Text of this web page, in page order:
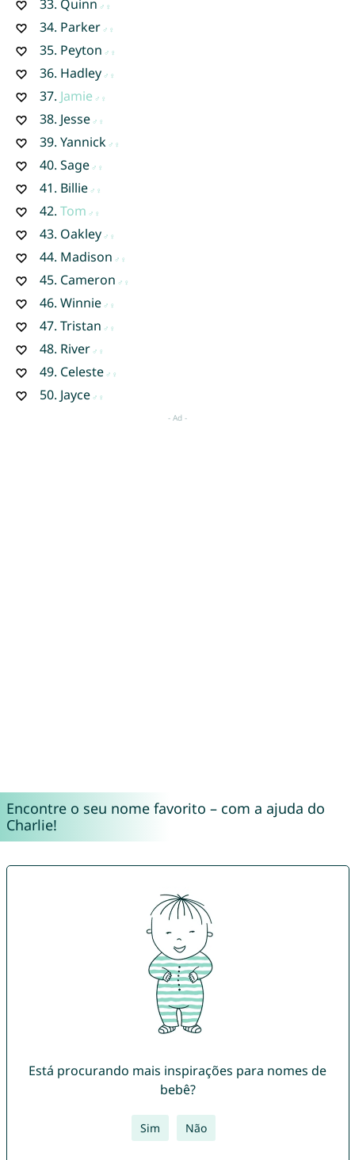
33. Quinn
34. Parker
35. Peyton
36. Hadley
37. Jamie
38. Jesse
39. Yannick
40. Sage
41. Billie
42. Tom
43. Oakley
44. Madison
45. Cameron
46. Winnie
47. Tristan
48. River
49. Celeste
50. Jayce
Encontre o seu nome favorito – com a ajuda do
Charlie!
Está procurando mais inspirações para nomes de
bebê?
Sim Não